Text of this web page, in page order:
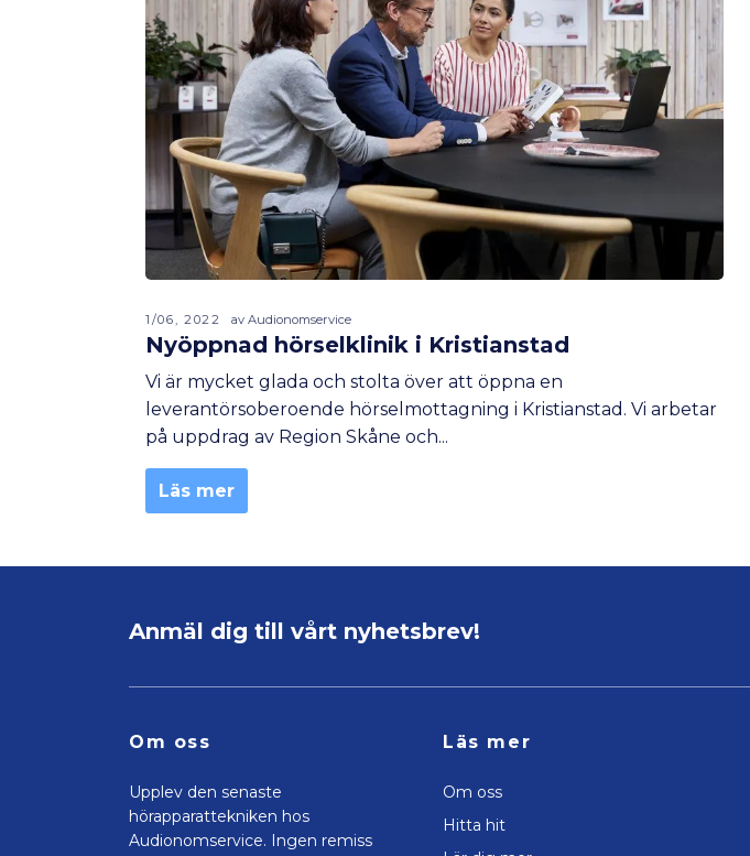
1/06, 2022 av Audionomservice
Nyöppnad hörselklinik i Kristianstad
Vi är mycket glada och stolta över att öppna en
leverantörsoberoende hörselmottagning i Kristianstad. Vi arbetar
på uppdrag av Region Skåne och...
Läs mer
Anmäl dig till vårt nyhetsbrev!
Om oss
Upplev den senaste
hörapparattekniken hos
Audionomservice. Ingen remiss
Läs mer
Om oss
Hitta hit